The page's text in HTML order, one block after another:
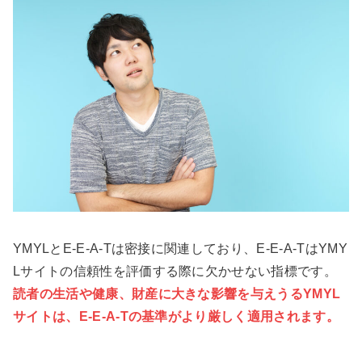
YMYLとE-E-A-Tは密接に関連しており、E-E-A-TはYMY
Lサイトの信頼性を評価する際に欠かせない指標です。
読者の生活や健康、財産に大きな影響を与えうるYMYL
サイトは、E-E-A-Tの基準がより厳しく適用されます。